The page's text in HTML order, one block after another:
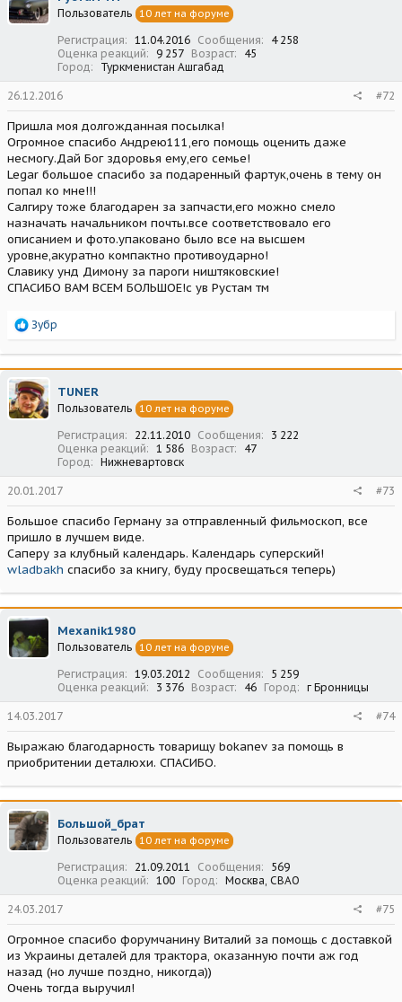
и
Пользователь 10 лет на форуме
Регистрация 11.04.2016 Сообщения
4 258
Оценка реакций
9 257 Возраст
45
Город
Туркменистан Ашгабад
26.12.2016 #72
Пришла моя долгожданная посылка!
Огромное спасибо Андрею111,его помощь оценить даже
несмогу.Дай Бог здоровья ему,его семье!
Legar большое спасибо за подаренный фартук,очень в тему он
попал ко мне!!!
Салгиру тоже благодарен за запчасти,его можно смело
назначать начальником почты.все соответствовало его
описанием и фото.упаковано было все на высшем
уровне,акуратно компактно противоударно!
Славику унд Димону за пароги ништяковские!
СПАСИБО ВАМ ВСЕМ БОЛЬШОЕ!с ув Рустам тм
Р
а
к
ц
и
и
Зубр
TUNER
Пользователь 10 лет на форуме
Регистрация 22.11.2010 Сообщения
3 222
Оценка реакций
1 586 Возраст
47
Город
Нижневартовск
20.01.2017 #73
Большое спасибо Герману за отправленный фильмоскоп, все
пришло в лучшем виде.
Саперу за клубный календарь. Календарь суперский!
wladbakh спасибо за книгу, буду просвещаться теперь)
Mexanik1980
Пользователь 10 лет на форуме
Регистрация 19.03.2012 Сообщения
5 259
Оценка реакций
3 376 Возраст 46 Город г Бронницы
14.03.2017 #74
Выражаю благодарность товарищу bokanev за помощь в
приобритении деталюхи. СПАСИБО.
Большой_брат
Пользователь 10 лет на форуме
Регистрация 21.09.2011 Сообщения
569
Оценка реакций
100 Город Москва, СВАО
24.03.2017 #75
Огромное спасибо форумчанину Виталий за помощь с доставкой
из Украины деталей для трактора, оказанную почти аж год
назад (но лучше поздно, никогда))
Очень тогда выручил!